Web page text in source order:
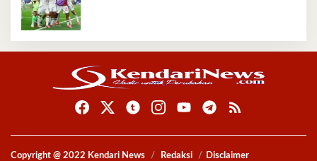
Copyright @ 2022 Kendari News Redaksi Disclaimer